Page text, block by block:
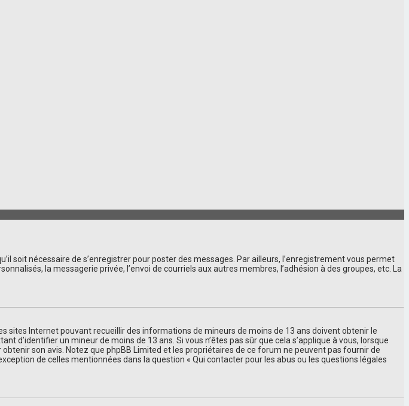
soit nécessaire de s’enregistrer pour poster des messages. Par ailleurs, l’enregistrement vous permet
la messagerie privée, l’envoi de courriels aux autres membres, l’adhésion à des groupes, etc. La
sites Internet pouvant recueillir des informations de mineurs de moins de 13 ans doivent obtenir le
un mineur de moins de 13 ans. Si vous n’êtes pas sûr que cela s’applique à vous, lorsque
son avis. Notez que phpBB Limited et les propriétaires de ce forum ne peuvent pas fournir de
de celles mentionnées dans la question « Qui contacter pour les abus ou les questions légales